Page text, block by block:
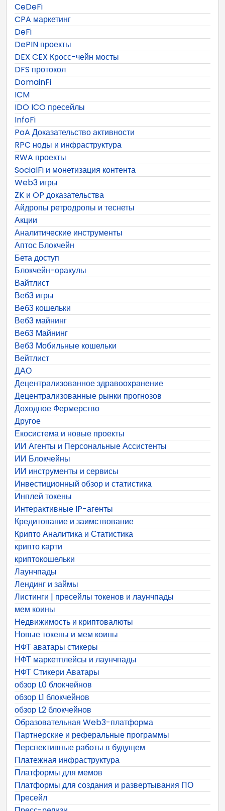
CeDeFi
CPA маркетинг
DeFi
DePIN проекты
DEX CEX Кросс-чейн мосты
DFS протокол
DomainFi
ICM
IDO ICO пресейлы
InfoFi
PoA Доказательство активности
RPC ноды и инфраструктура
RWA проекты
SocialFi и монетизация контента
Web3 игры
ZK и OP доказательства
Айдропы ретродропы и теснеты
Акции
Аналитические инструменты
Аптос Блокчейн
Бета доступ
Блокчейн-оракулы
Вайтлист
Веб3 игры
Веб3 кошельки
Веб3 майнинг
Веб3 Майнинг
Веб3 Мобильные кошельки
Вейтлист
ДАО
Децентрализованное здравоохранение
Децентрализованные рынки прогнозов
Доходное Фермерство
Другое
Екосистема и новые проекты
ИИ Агенты и Персональные Ассистенты
ИИ Блокчейны
ИИ инструменты и сервисы
Инвестиционный обзор и статистика
Инплей токены
Интерактивные IP-агенты
Кредитование и заимствование
Крипто Аналитика и Статистика
крипто карти
криптокошельки
Лаунчпады
Лендинг и займы
Листинги | пресейлы токенов и лаунчпады
мем коины
Недвижимость и криптовалюты
Новые токены и мем коины
НФТ аватары стикеры
НФТ маркетплейсы и лаунчпады
НФТ Стикери Аватары
обзор L0 блокчейнов
обзор L1 блокчейнов
обзор L2 блокчейнов
Образовательная Web3-платформа
Партнерские и реферальные программы
Перспективные работы в будущем
Платежная инфраструктура
Платформы для мемов
Платформы для создания и развертывания ПО
Пресейл